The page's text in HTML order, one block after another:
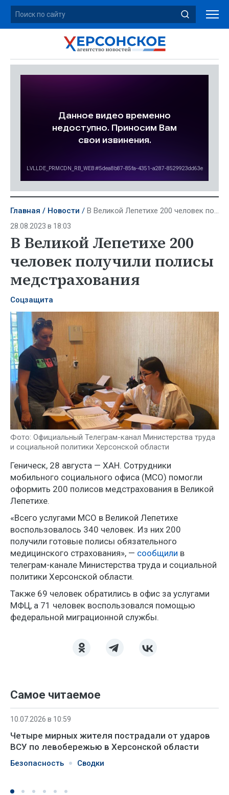
Главная Новости В Великой Лепетихе 200 человек получили полисы медстрахования
28.08.2023 в 18:03
В Великой Лепетихе 200
человек получили полисы
медстрахования
Соцзащита
Фото: Официальный Телеграм-канал Министерства труда
и социальной политики Херсонской области
Геническ, 28 августа — ХАН. Сотрудники
мобильного социального офиса (МСО) помогли
оформить 200 полисов медстрахования в Великой
Лепетихе.
«Всего услугами МСО в Великой Лепетихе
воспользовалось 340 человек. Из них 200
получили готовые полисы обязательного
медицинского страхования», — сообщили в
телеграм-канале Министерства труда и социальной
политики Херсонской области.
Также 69 человек обратились в офис за услугами
МФЦ, а 71 человек воспользовался помощью
федеральной миграционной службы.
Самое читаемое
10.07.2026 в 10:59
Четыре мирных жителя пострадали от ударов
ВСУ по левобережью в Херсонской области
Безопасность Сводки